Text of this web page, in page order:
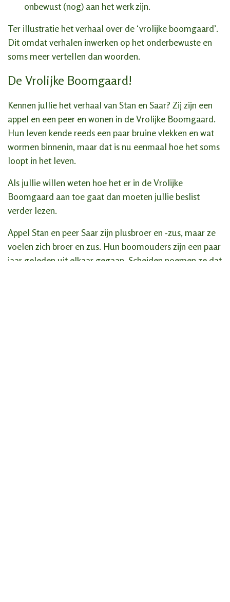
onbewust (nog) aan het werk zijn.
Ter illustratie het verhaal over de ‘vrolijke boomgaard’.
Dit omdat verhalen inwerken op het onderbewuste en
soms meer vertellen dan woorden.
De Vrolijke Boomgaard!
Kennen jullie het verhaal van Stan en Saar? Zij zijn een
appel en een peer en wonen in de Vrolijke Boomgaard.
Hun leven kende reeds een paar bruine vlekken en wat
wormen binnenin, maar dat is nu eenmaal hoe het soms
loopt in het leven.
Als jullie willen weten hoe het er in de Vrolijke
Boomgaard aan toe gaat dan moeten jullie beslist
verder lezen.
Appel Stan en peer Saar zijn plusbroer en -zus, maar ze
voelen zich broer en zus. Hun boomouders zijn een paar
jaar geleden uit elkaar gegaan. Scheiden noemen ze dat